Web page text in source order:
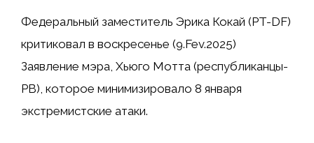
Федеральный заместитель Эрика Кокай (PT-DF)
критиковал в воскресенье (9.Fev.2025)
Заявление мэра, Хьюго Мотта (республиканцы-
PB), которое минимизировало 8 января
экстремистские атаки.